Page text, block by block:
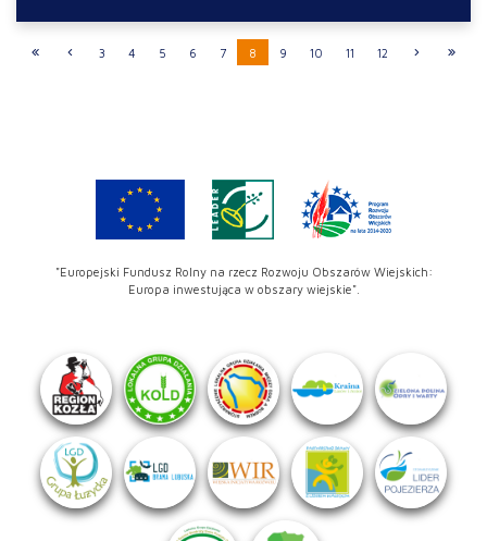
3 4 5 6 7 8 9 10 11 12
"Europejski Fundusz Rolny na rzecz Rozwoju Obszarów Wiejskich:
Europa inwestująca w obszary wiejskie".